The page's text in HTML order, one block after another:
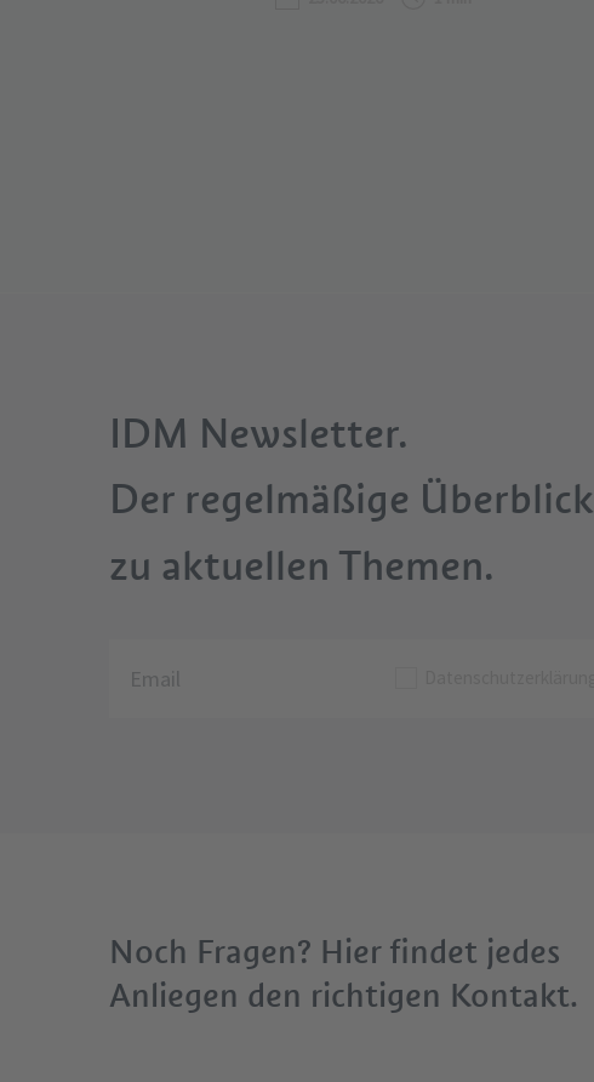
IDM Newsletter.
Der regelmäßige Überblick
zu aktuellen Themen.
Noch Fragen? Hier findet jedes
Anliegen den richtigen Kontakt.